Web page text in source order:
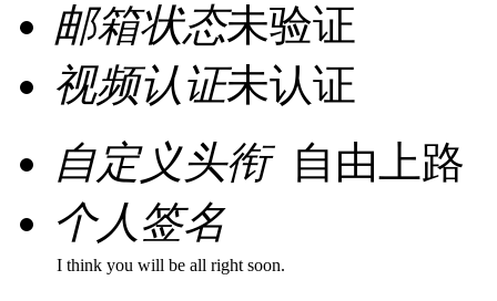
邮箱状态未验证
视频认证未认证
自定义头衔 自由上路
个人签名
I think you will be all right soon.